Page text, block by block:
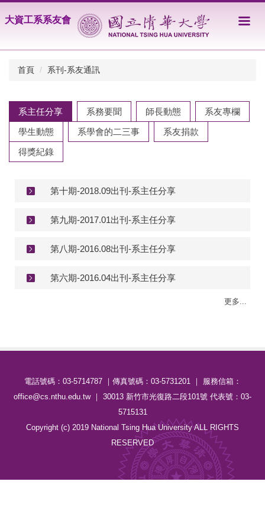
到
大資工系系友會
首頁 系刊-系友通訊
系主任分享 系務要聞 師長動態
系友專欄
學生動態
系學會的二三事
系友捐款
得獎紀錄
第十期-2018.09出刊-系主任分享
第九期-2017.01出刊-系主任分享
第八期-2016.08出刊-系主任分享
第六期-2016.04出刊-系主任分享
更多...
電話號碼：03-5714787 ｜傳真號碼：03-5731201 ｜ 服務信箱：
office@cs.nthu.edu.tw ｜ 30013 新竹市光復路二段101號 代表號：03-
5715131
Copyright (c) 2019 National Tsing Hua University ALL RIGHTS
RESERVED